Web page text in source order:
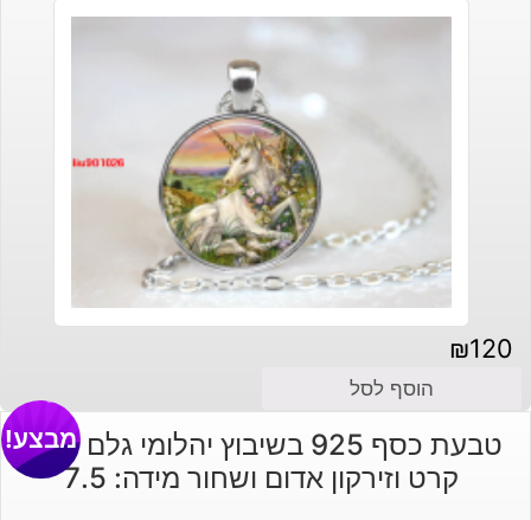
₪120
הוסף לסל
טבעת כסף 925 בשיבוץ יהלומי גלם 1.46
קרט וזירקון אדום ושחור מידה: 7.5
מבצע!